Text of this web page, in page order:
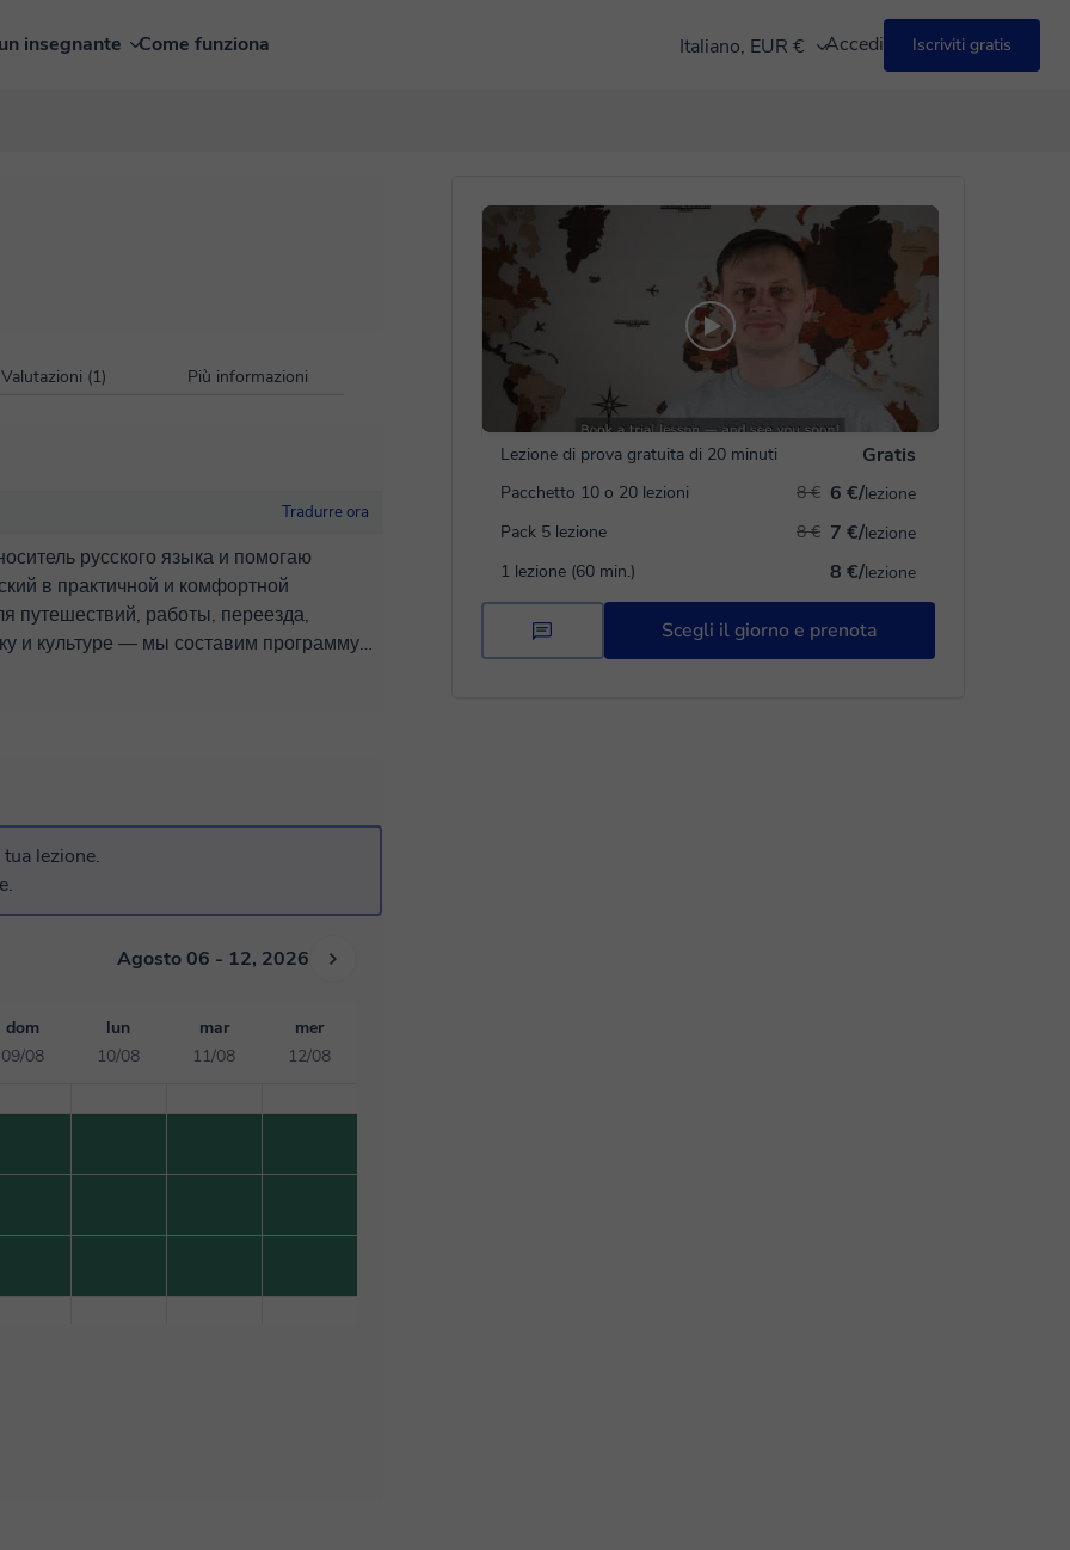
insegnante Come funziona Italiano, EUR € Accedi Iscriviti gratis
Lezione di prova gratuita di 20 minuti Gratis
Pacchetto 10 o 20 lezioni 6 €/lezione
8 €
Pack 5 lezione
7 €/lezione
8 €
1 lezione (60 min.)
8 €/lezione
Scegli il giorno e prenota
Valutazioni (1) Più informazioni
Tradurre ora
в практичной и комфортной
и культуре — мы составим программу
занятиях вы: ✅
lezione.
Agosto 06 - 12, 2026
dom
09/08
lun
10/08
mar
11/08
mer
12/08